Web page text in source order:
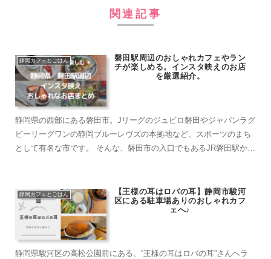
関連記事
静岡カフェとごはん
磐田駅周辺のおしゃれカフェやラン
チが楽しめる。インスタ映えのお店
を厳選紹介。
静岡県の西部にある磐田市。Jリーグのジュビロ磐田やジャパンラグ
ビーリーグワンの静岡ブルーレヴズの本拠地など、スポーツのまち
として有名な市です。 そんな、磐田市の入口でもあるJR磐田駅から
静岡カフェとごはん
【王様の耳はロバの耳】静岡市駿河
区にある駐車場ありのおしゃれカフ
ェへ♪
静岡県駿河区の高松公園前にある、”王様の耳はロバの耳”さんへラ